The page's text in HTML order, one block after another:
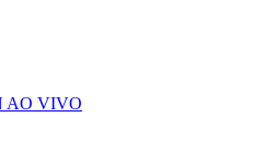
AO VIVO